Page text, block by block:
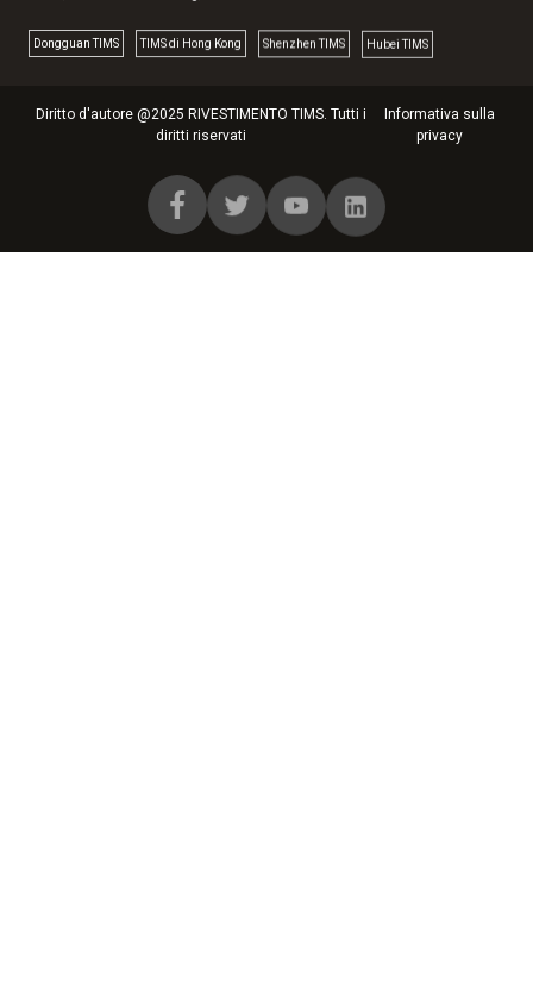
Dongguan TlMS TIMS di Hong Kong Shenzhen TIMS Hubei TIMS
Diritto d'autore @2025 RIVESTIMENTO TIMS. Tutti i
diritti riservati
Informativa sulla
privacy